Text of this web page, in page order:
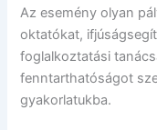
Az esemény olyan
oktatókat,
foglalkoztatási
fenntarthatóságot
gyakorlatukba.